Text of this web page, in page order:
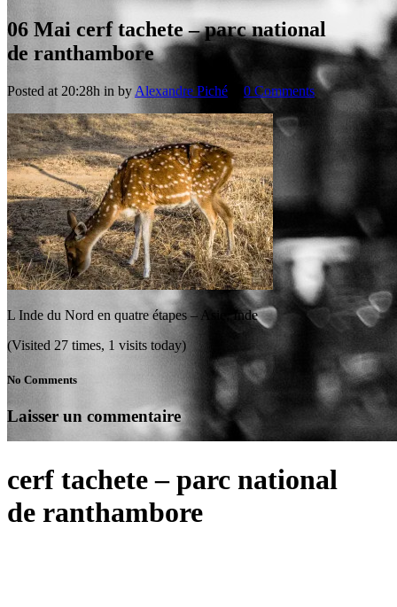
cerf tachete – parc national
de ranthambore
06 Mai cerf tachete – parc national
de ranthambore
Posted at 20:28h in by Alexandre Piché 0 Comments
L Inde du Nord en quatre étapes – Asie, Inde
(Visited 27 times, 1 visits today)
No Comments
Laisser un commentaire